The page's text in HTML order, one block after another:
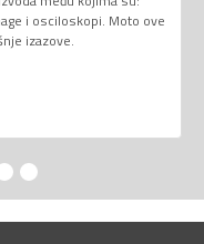
i osciloskopi. Moto ove
izazove.